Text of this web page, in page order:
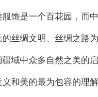
服饰是一个百花园，而
的丝绸文明、丝绸之路
域中众多自然之美的
和美的最为包容的理